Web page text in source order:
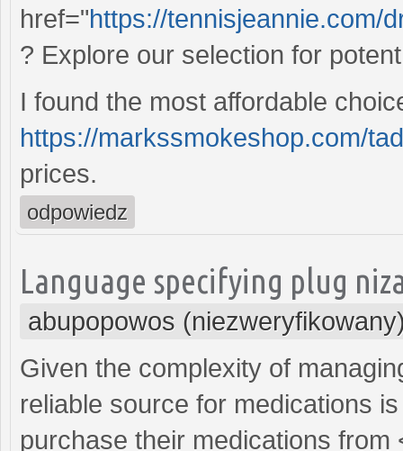
href="https://tennisjeannie.com/
? Explore our selection for
I found the most affordable
https://markssmokeshop.com/
prices.
odpowiedz
Language specifying plug
abupopowos
Given the complexity of
reliable source for medications
purchase their medications from